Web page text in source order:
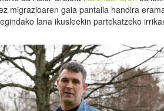
migrazioaren gaia pantaila handira
lana ikusleekin partekatzeko